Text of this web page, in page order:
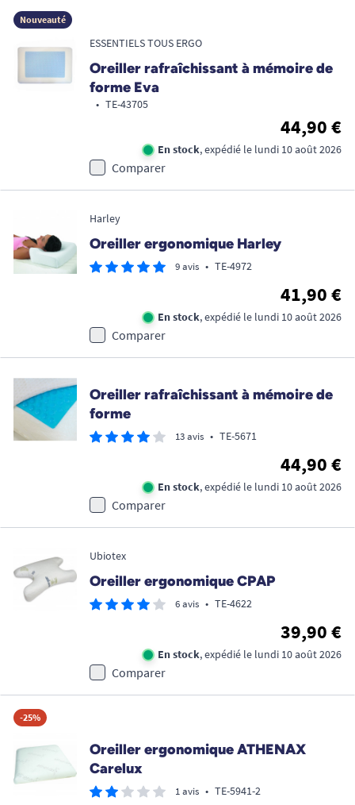
Nouveauté
ESSENTIELS TOUS ERGO
Oreiller rafraîchissant à mémoire de
forme Eva
• TE-43705
44,90 €
En stock, expédié le lundi 10 août 2026
Comparer
Harley
Oreiller ergonomique Harley
9 avis • TE-4972
41,90 €
En stock, expédié le lundi 10 août 2026
Comparer
Oreiller rafraîchissant à mémoire de
forme
13 avis • TE-5671
44,90 €
En stock, expédié le lundi 10 août 2026
Comparer
Ubiotex
Oreiller ergonomique CPAP
6 avis • TE-4622
39,90 €
En stock, expédié le lundi 10 août 2026
Comparer
-25%
Oreiller ergonomique ATHENAX
Carelux
1 avis • TE-5941-2